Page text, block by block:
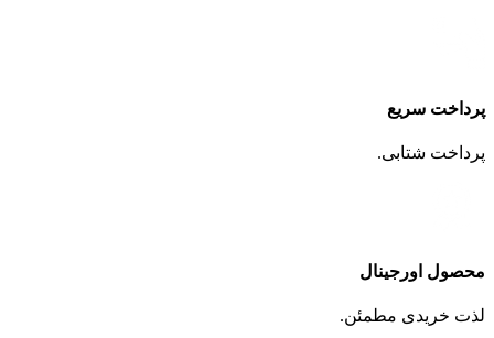
پرداخت سریع
پرداخت شتابی.
محصول اورجینال
لذت خریدی مطمئن.